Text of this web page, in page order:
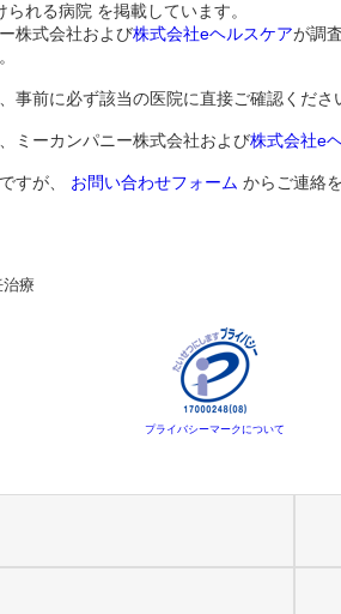
れる病院 を掲載しています。
株式会社および株式会社eヘルスケアが調
事前に必ず該当の医院に直接ご確認くださ
ミーカンパニー株式会社および株式会社e
すが、 お問い合わせフォーム からご連絡
治療
プライバシーマークについて